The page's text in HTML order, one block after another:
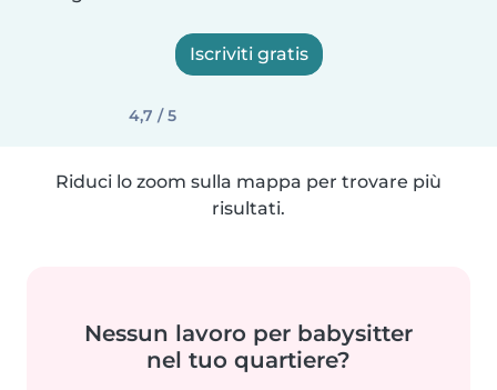
Iscriviti gratis
4,7 / 5
Riduci lo zoom sulla mappa per trovare più
risultati.
Nessun lavoro per babysitter
nel tuo quartiere?